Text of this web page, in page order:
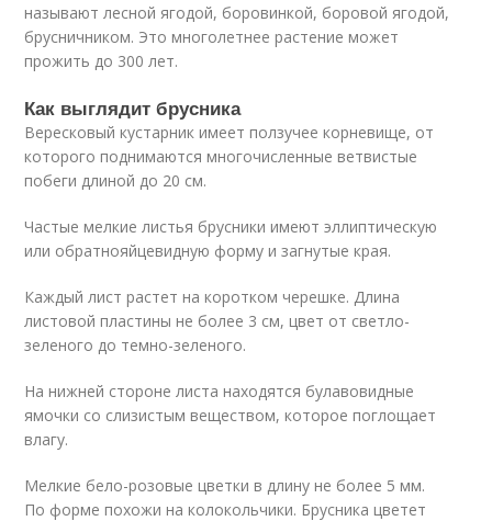
называют лесной ягодой, боровинкой, боровой ягодой,
брусничником. Это многолетнее растение может
прожить до 300 лет.
Как выглядит брусника
Вересковый кустарник имеет ползучее корневище, от
которого поднимаются многочисленные ветвистые
побеги длиной до 20 см.
Частые мелкие листья брусники имеют эллиптическую
или обратнояйцевидную форму и загнутые края.
Каждый лист растет на коротком черешке. Длина
листовой пластины не более 3 см, цвет от светло-
зеленого до темно-зеленого.
На нижней стороне листа находятся булавовидные
ямочки со слизистым веществом, которое поглощает
влагу.
Мелкие бело-розовые цветки в длину не более 5 мм.
По форме похожи на колокольчики. Брусника цветет